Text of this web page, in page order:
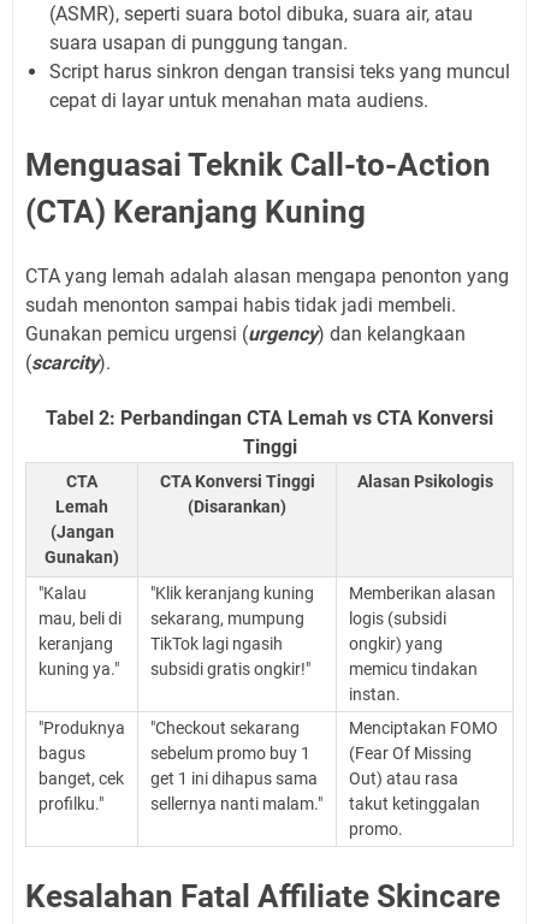
(ASMR), seperti suara botol dibuka, suara air, atau
suara usapan di punggung tangan.
Script harus sinkron dengan transisi teks yang muncul
cepat di layar untuk menahan mata audiens.
Menguasai Teknik Call-to-Action
(CTA) Keranjang Kuning
CTA yang lemah adalah alasan mengapa penonton yang
sudah menonton sampai habis tidak jadi membeli.
Gunakan pemicu urgensi (urgency) dan kelangkaan
(scarcity).
Tabel 2: Perbandingan CTA Lemah vs CTA Konversi
Tinggi
CTA
Lemah
(Jangan
Gunakan)
CTA Konversi Tinggi
(Disarankan)
Alasan Psikologis
"Kalau
mau, beli di
keranjang
kuning ya."
"Klik keranjang kuning
sekarang, mumpung
TikTok lagi ngasih
subsidi gratis ongkir!"
Memberikan alasan
logis (subsidi
ongkir) yang
memicu tindakan
instan.
"Produknya
bagus
banget, cek
profilku."
"Checkout sekarang
sebelum promo buy 1
get 1 ini dihapus sama
sellernya nanti malam."
Menciptakan FOMO
(Fear Of Missing
Out) atau rasa
takut ketinggalan
promo.
Kesalahan Fatal Affiliate Skincare